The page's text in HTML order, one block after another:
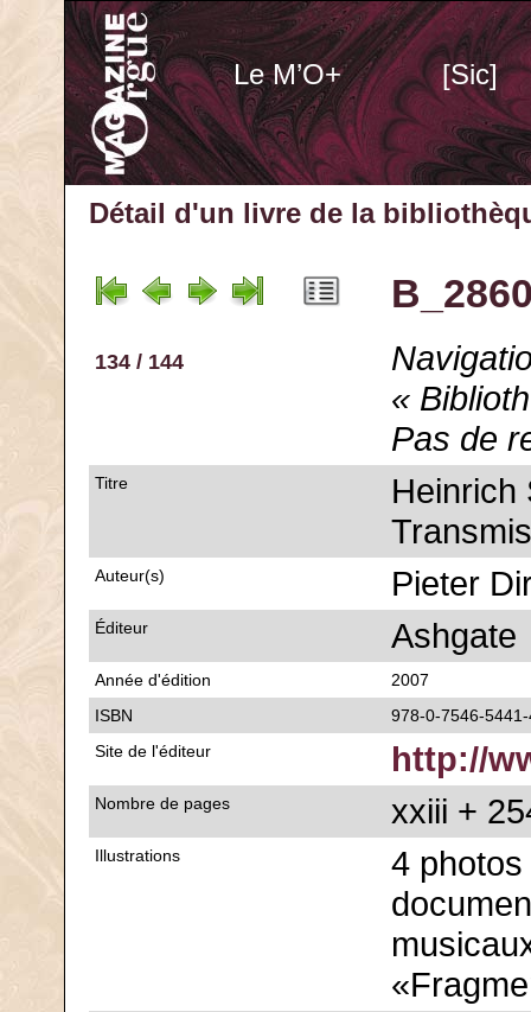
Le M’O+ [Sic]
Détail d'un livre de la
134 / 144
«
Pas de
Titre
Heinrich
Auteur(s) Pieter
Éditeur Ashgate
Année d'édition
2007
ISBN
978-0-7546-
Site de l'éditeur
http://
Nombre de pages xxiii +
Illustrations
4